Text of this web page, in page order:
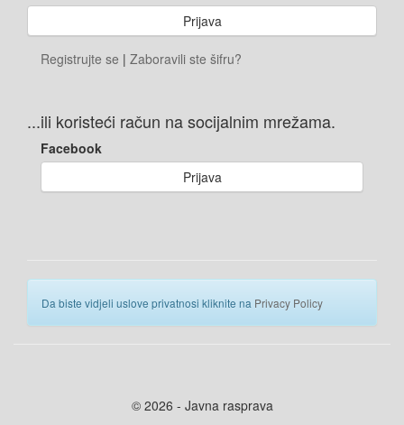
Registrujte se | Zaboravili ste šifru?
...ili koristeći račun na socijalnim mrežama.
Facebook
Prijava
Da biste vidjeli uslove privatnosi kliknite na Privacy Policy
© 2026 - Javna rasprava